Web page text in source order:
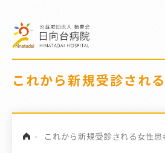
護部
イケア
ロザリル治療
これから新規受診され
- これから新規受診される女性患